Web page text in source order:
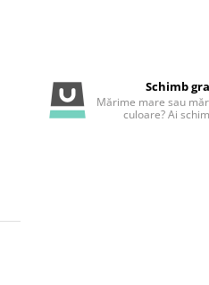
Schimb
Mărime mare sau
culoare? Ai